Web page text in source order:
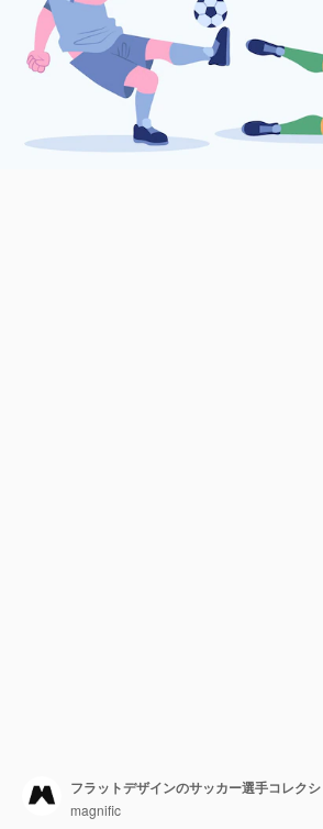
フラットデザインのサッカー選手コレク
magnific